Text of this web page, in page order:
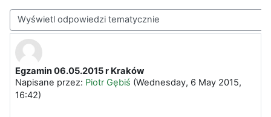
Sposób wyświetlania
Egzamin 06.05.2015 r Kraków
Napisane przez: Piotr Gębiś (Wednesday, 6 May 2015,
16:42)
Liczba odpowiedzi: 0